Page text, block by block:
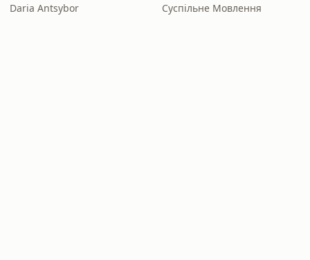
Daria Antsybor Суспільне Мовлення